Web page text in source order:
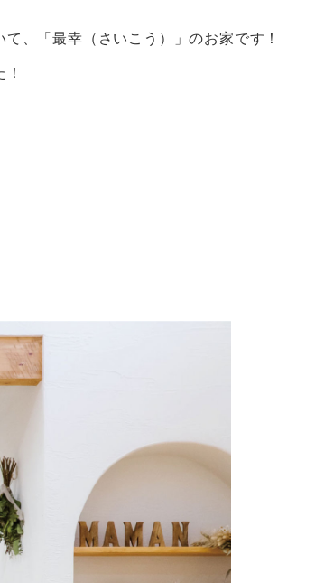
、「最幸（さいこう）」のお家です！